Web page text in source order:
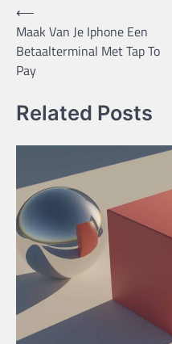
Bericht
navigatie
⟵
Maak Van Je Iphone Een
Betaalterminal Met Tap To
Pay
Related Posts